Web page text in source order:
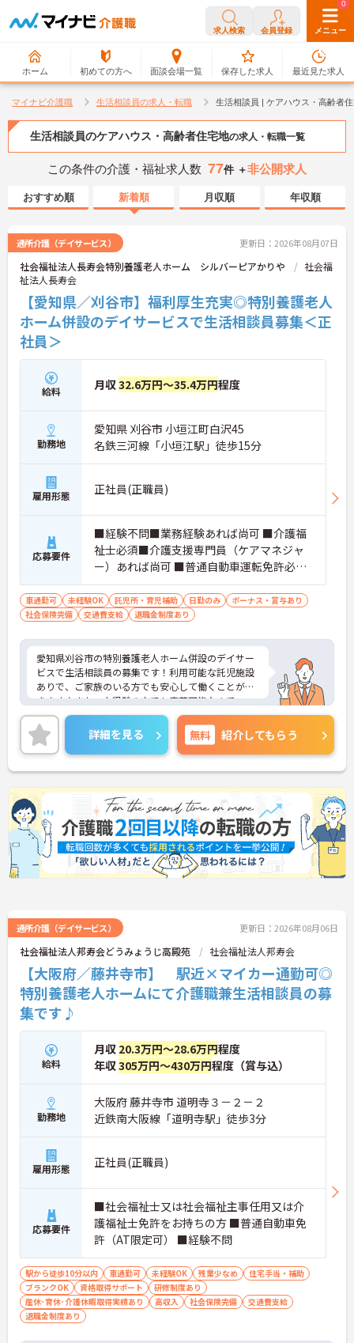
求人検索 会員登録 メニュー
ホーム 初めての方へ 面談会場一覧
0
保存した求人
0
最近見た求人
マイナビ介護職 生活相談員の求人・転職 生活相談員 | ケアハウス・高齢者
生活相談員のケアハウス・高齢者住宅地の求人・転職一覧
この条件の介護・福祉求人数 77件 ＋非公開求人
おすすめ順 新着順 月収順 年収順
通所介護（デイサービス） 更新日：2026年08月07日
社会福祉法人長寿会特別養護老人ホーム シルバーピアかりや
社会福
祉法人長寿会
【愛知県／刈谷市】福利厚生充実◎特別養護老人
ホーム併設のデイサービスで生活相談員募集＜正
社員＞
給料 月収32.6万円～35.4万円程度
勤務地
愛知県 刈谷市 小垣江町白沢45
名鉄三河線「小垣江駅」徒歩15分
雇用形態 正社員(正職員)
応募要件
■経験不問■業務経験あれば尚可 ■介護福
祉士必須■介護支援専門員（ケアマネジャ
ー）あれば尚可 ■普通自動車運転免許必須
■Word、Excelの基本操作できれば尚可
車通勤可 未経験OK 託児所・育児補助 日勤のみ
ボーナス・賞与あり
社会保険完備
交通費支給 退職金制度あり
愛知県刈谷市の特別養護老人ホーム併設のデイサー
ビスで生活相談員の募集です！利用可能な託児施設
ありで、ご家族のいる方でも安心して働くことがで
きます♪また、未経験の方でも応募可能なので、こ
れから介護業界に挑戦したいという方にピッタリの
職場です◎ご興味のある方は、面接ポイントをお伝
えしますので、お気軽にご連絡ください。
詳細を見る 無料 紹介してもらう
通所介護（デイサービス） 更新日：2026年08月06日
社会福祉法人邦寿会どうみょうじ高殿苑 社会福祉法人邦寿会
【大阪府／藤井寺市】 駅近×マイカー通勤可◎
特別養護老人ホームにて介護職兼生活相談員の募
集です♪
給料
月収 20.3万円～28.6万円程度
年収305万円～430万円程度（賞与込）
勤務地
大阪府 藤井寺市 道明寺３－２－２
近鉄南大阪線「道明寺駅」徒歩3分
雇用形態 正社員(正職員)
応募要件
■社会福祉士又は社会福祉主事任用又は介
護福祉士免許をお持ちの方 ■普通自動車免
許（AT限定可） ■経験不問
駅から徒歩10分以内 車通勤可 未経験OK 残業少なめ
住宅手当・補助
ブランクOK
資格取得サポート
研修制度あり
産休･育休･介護休暇取得実績あり
高収入 社会保険完備
交通費支給
退職金制度あり